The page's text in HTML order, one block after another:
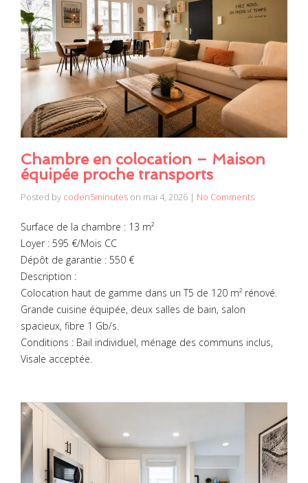
Chambre en colocation – Maison
équipée proche transports
Posted by coden5minutes on mai 4, 2026 | No Comments
Surface de la chambre : 13 m²
Loyer : 595 €/Mois CC
Dépôt de garantie : 550 €
Description :
Colocation haut de gamme dans un T5 de 120 m² rénové.
Grande cuisine équipée, deux salles de bain, salon
spacieux, fibre 1 Gb/s.
Conditions : Bail individuel, ménage des communs inclus,
Visale acceptée.